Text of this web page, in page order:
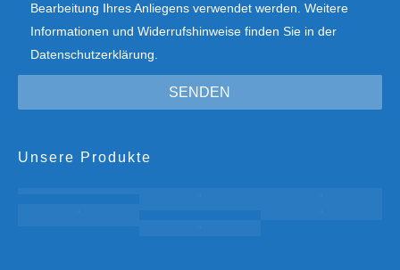
Bearbeitung Ihres Anliegens verwendet werden. Weitere
Informationen und Widerrufshinweise finden Sie in der
Datenschutzerklärung.
Unsere Produkte